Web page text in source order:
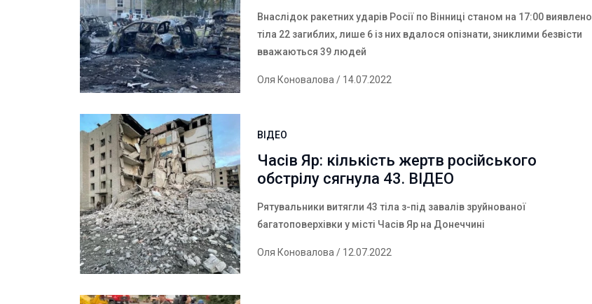
Внаслідок ракетних ударів Росії по Вінниці станом на 17:00 виявлено
тіла 22 загиблих, лише 6 із них вдалося опізнати, зниклими безвісти
вважаються 39 людей
Оля Коновалова / 14.07.2022
ВІДЕО
Часів Яр: кількість жертв російського
обстрілу сягнула 43. ВІДЕО
Рятувальники витягли 43 тіла з-під завалів зруйнованої
багатоповерхівки у місті Часів Яр на Донеччині
Оля Коновалова / 12.07.2022